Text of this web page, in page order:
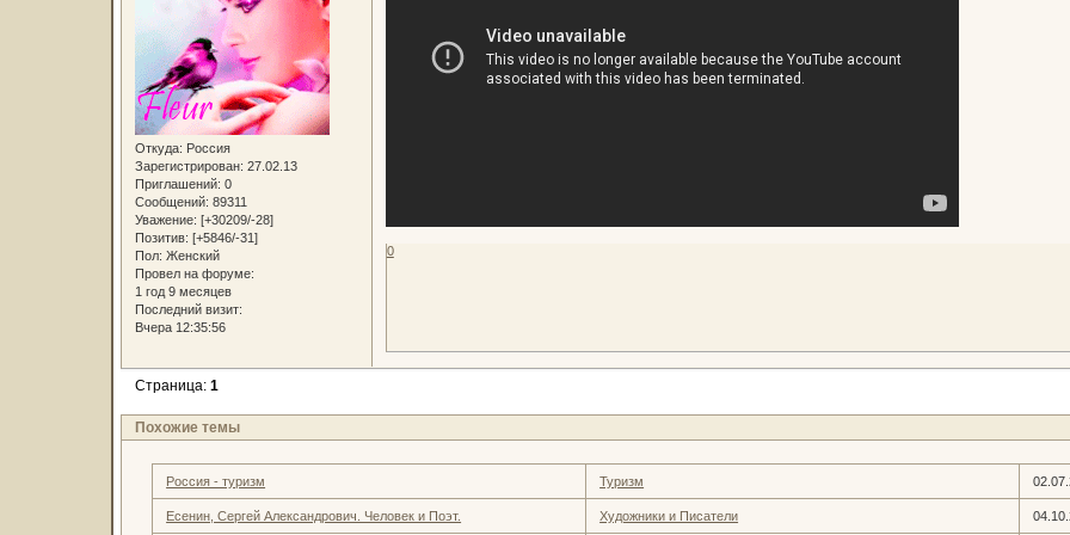
Откуда: Россия
Зарегистрирован: 27.02.13
Приглашений: 0
Сообщений: 89311
Уважение: [+30209/-28]
Позитив: [+5846/-31]
Пол: Женский
Провел на форуме:
1 год 9 месяцев
Последний визит:
Вчера 12:35:56
0
Страница: 1
Похожие темы
Россия - туризм Туризм
Есенин, Сергей Александрович. Человек и Поэт. Художники и Писатели